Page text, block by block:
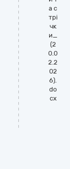
а с
трі
чк
и_
(2
0.0
2.2
02
6).
do
cx